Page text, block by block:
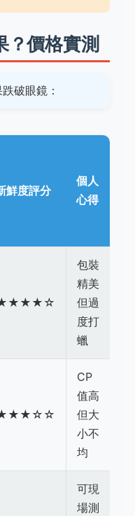
？價格實測
破眼鏡：
鮮度評分
個人
心得
包裝
精美
但過
度打
蠟
CP
值高
但大
小不
均
可現
場測